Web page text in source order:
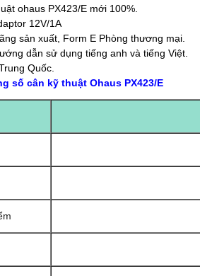
ohaus PX423/E mới 100%.
12V/1A
sản xuất, Form E Phòng thương mại.
dẫn sử dụng tiếng anh và tiếng Việt.
Quốc.
số cân kỹ thuật Ohaus PX423/E